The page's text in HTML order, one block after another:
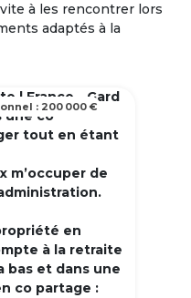
à les rencontrer lors
adaptés à la
| France - Gard
une co
tout en étant
m’occuper de
en
à la retraite
bas et dans une
co partage :
: 200 000 €